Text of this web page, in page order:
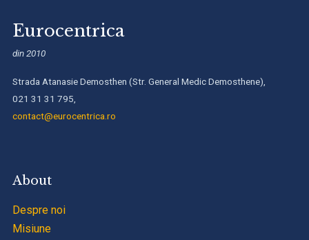
Eurocentrica
din 2010
Strada Atanasie Demosthen (Str. General Medic Demosthene),
021 31 31 795,
contact@eurocentrica.ro
About
Despre noi
Misiune